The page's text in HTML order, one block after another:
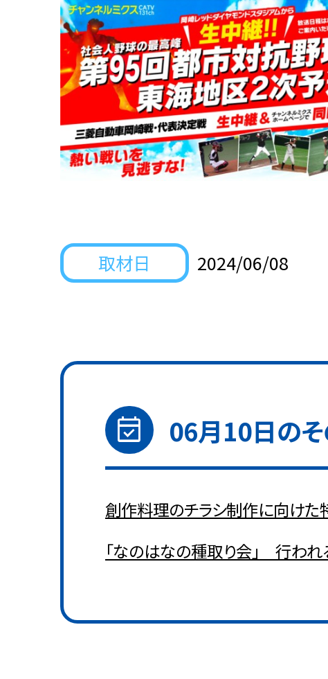
取材日 2024/06/08
event_available 06月10日の
創作料理のチラシ制作に向けた
「なのはなの種取り会」 行われ